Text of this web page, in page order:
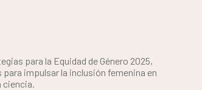
para la Equidad de Género 2025,
impulsar la inclusión femenina en